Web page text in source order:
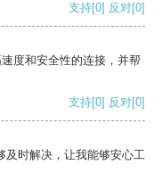
支持[0] 反对[0]
度和安全性的连接，并帮
支持[0] 反对[0]
及时解决，让我能够安心工